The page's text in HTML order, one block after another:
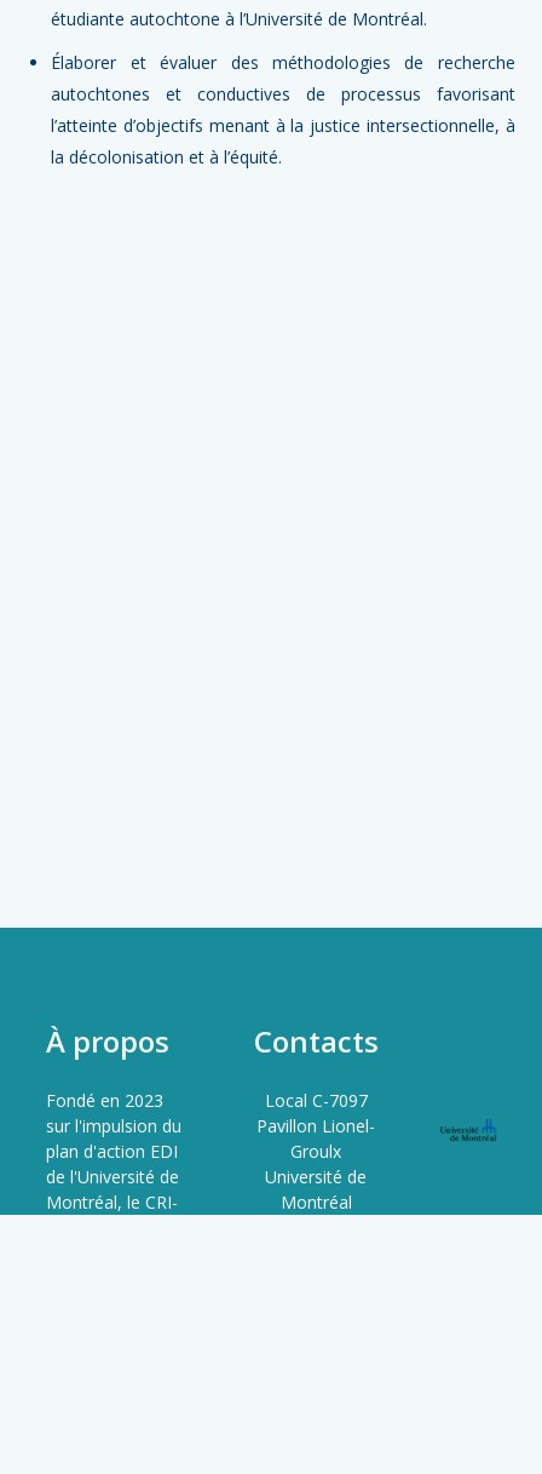
étudiante autochtone à l’Université de Montréal.
Élaborer et évaluer des méthodologies de recherche
autochtones et conductives de processus favorisant
l’atteinte d’objectifs menant à la justice intersectionnelle, à
la décolonisation et à l’équité.
À propos
Fondé en 2023
sur l'impulsion du
plan d'action EDI
de l'Université de
Montréal, le CRI-
Contacts
Local C-7097
Pavillon Lionel-
Groulx
Université de
Montréal